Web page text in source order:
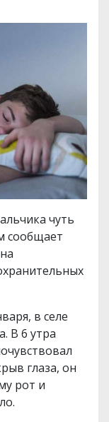
чуть
сообщает
в селе
В 6 утра
глаза, он
рот и